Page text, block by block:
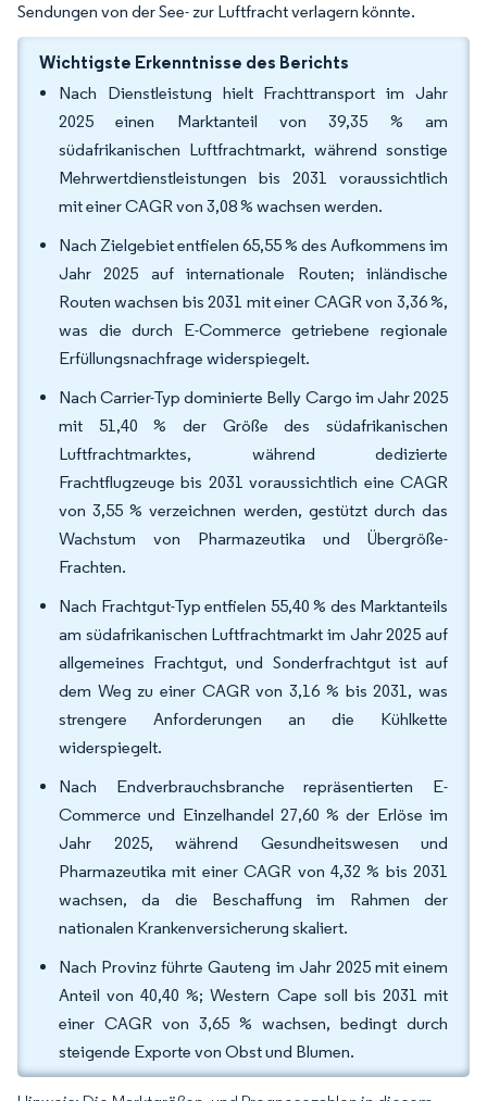
Sendungen von der See- zur Luftfracht verlagern könnte.
Wichtigste Erkenntnisse des Berichts
Nach Dienstleistung hielt Frachttransport im Jahr
2025 einen Marktanteil von 39,35 % am
südafrikanischen Luftfrachtmarkt, während sonstige
Mehrwertdienstleistungen bis 2031 voraussichtlich
mit einer CAGR von 3,08 % wachsen werden.
Nach Zielgebiet entfielen 65,55 % des Aufkommens im
Jahr 2025 auf internationale Routen; inländische
Routen wachsen bis 2031 mit einer CAGR von 3,36 %,
was die durch E-Commerce getriebene regionale
Erfüllungsnachfrage widerspiegelt.
Nach Carrier-Typ dominierte Belly Cargo im Jahr 2025
mit 51,40 % der Größe des südafrikanischen
Luftfrachtmarktes, während dedizierte
Frachtflugzeuge bis 2031 voraussichtlich eine CAGR
von 3,55 % verzeichnen werden, gestützt durch das
Wachstum von Pharmazeutika und Übergröße-
Frachten.
Nach Frachtgut-Typ entfielen 55,40 % des Marktanteils
am südafrikanischen Luftfrachtmarkt im Jahr 2025 auf
allgemeines Frachtgut, und Sonderfrachtgut ist auf
dem Weg zu einer CAGR von 3,16 % bis 2031, was
strengere Anforderungen an die Kühlkette
widerspiegelt.
Nach Endverbrauchsbranche repräsentierten E-
Commerce und Einzelhandel 27,60 % der Erlöse im
Jahr 2025, während Gesundheitswesen und
Pharmazeutika mit einer CAGR von 4,32 % bis 2031
wachsen, da die Beschaffung im Rahmen der
nationalen Krankenversicherung skaliert.
Nach Provinz führte Gauteng im Jahr 2025 mit einem
Anteil von 40,40 %; Western Cape soll bis 2031 mit
einer CAGR von 3,65 % wachsen, bedingt durch
steigende Exporte von Obst und Blumen.